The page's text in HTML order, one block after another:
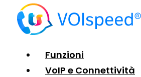
Funzioni
VoIP e Connettività